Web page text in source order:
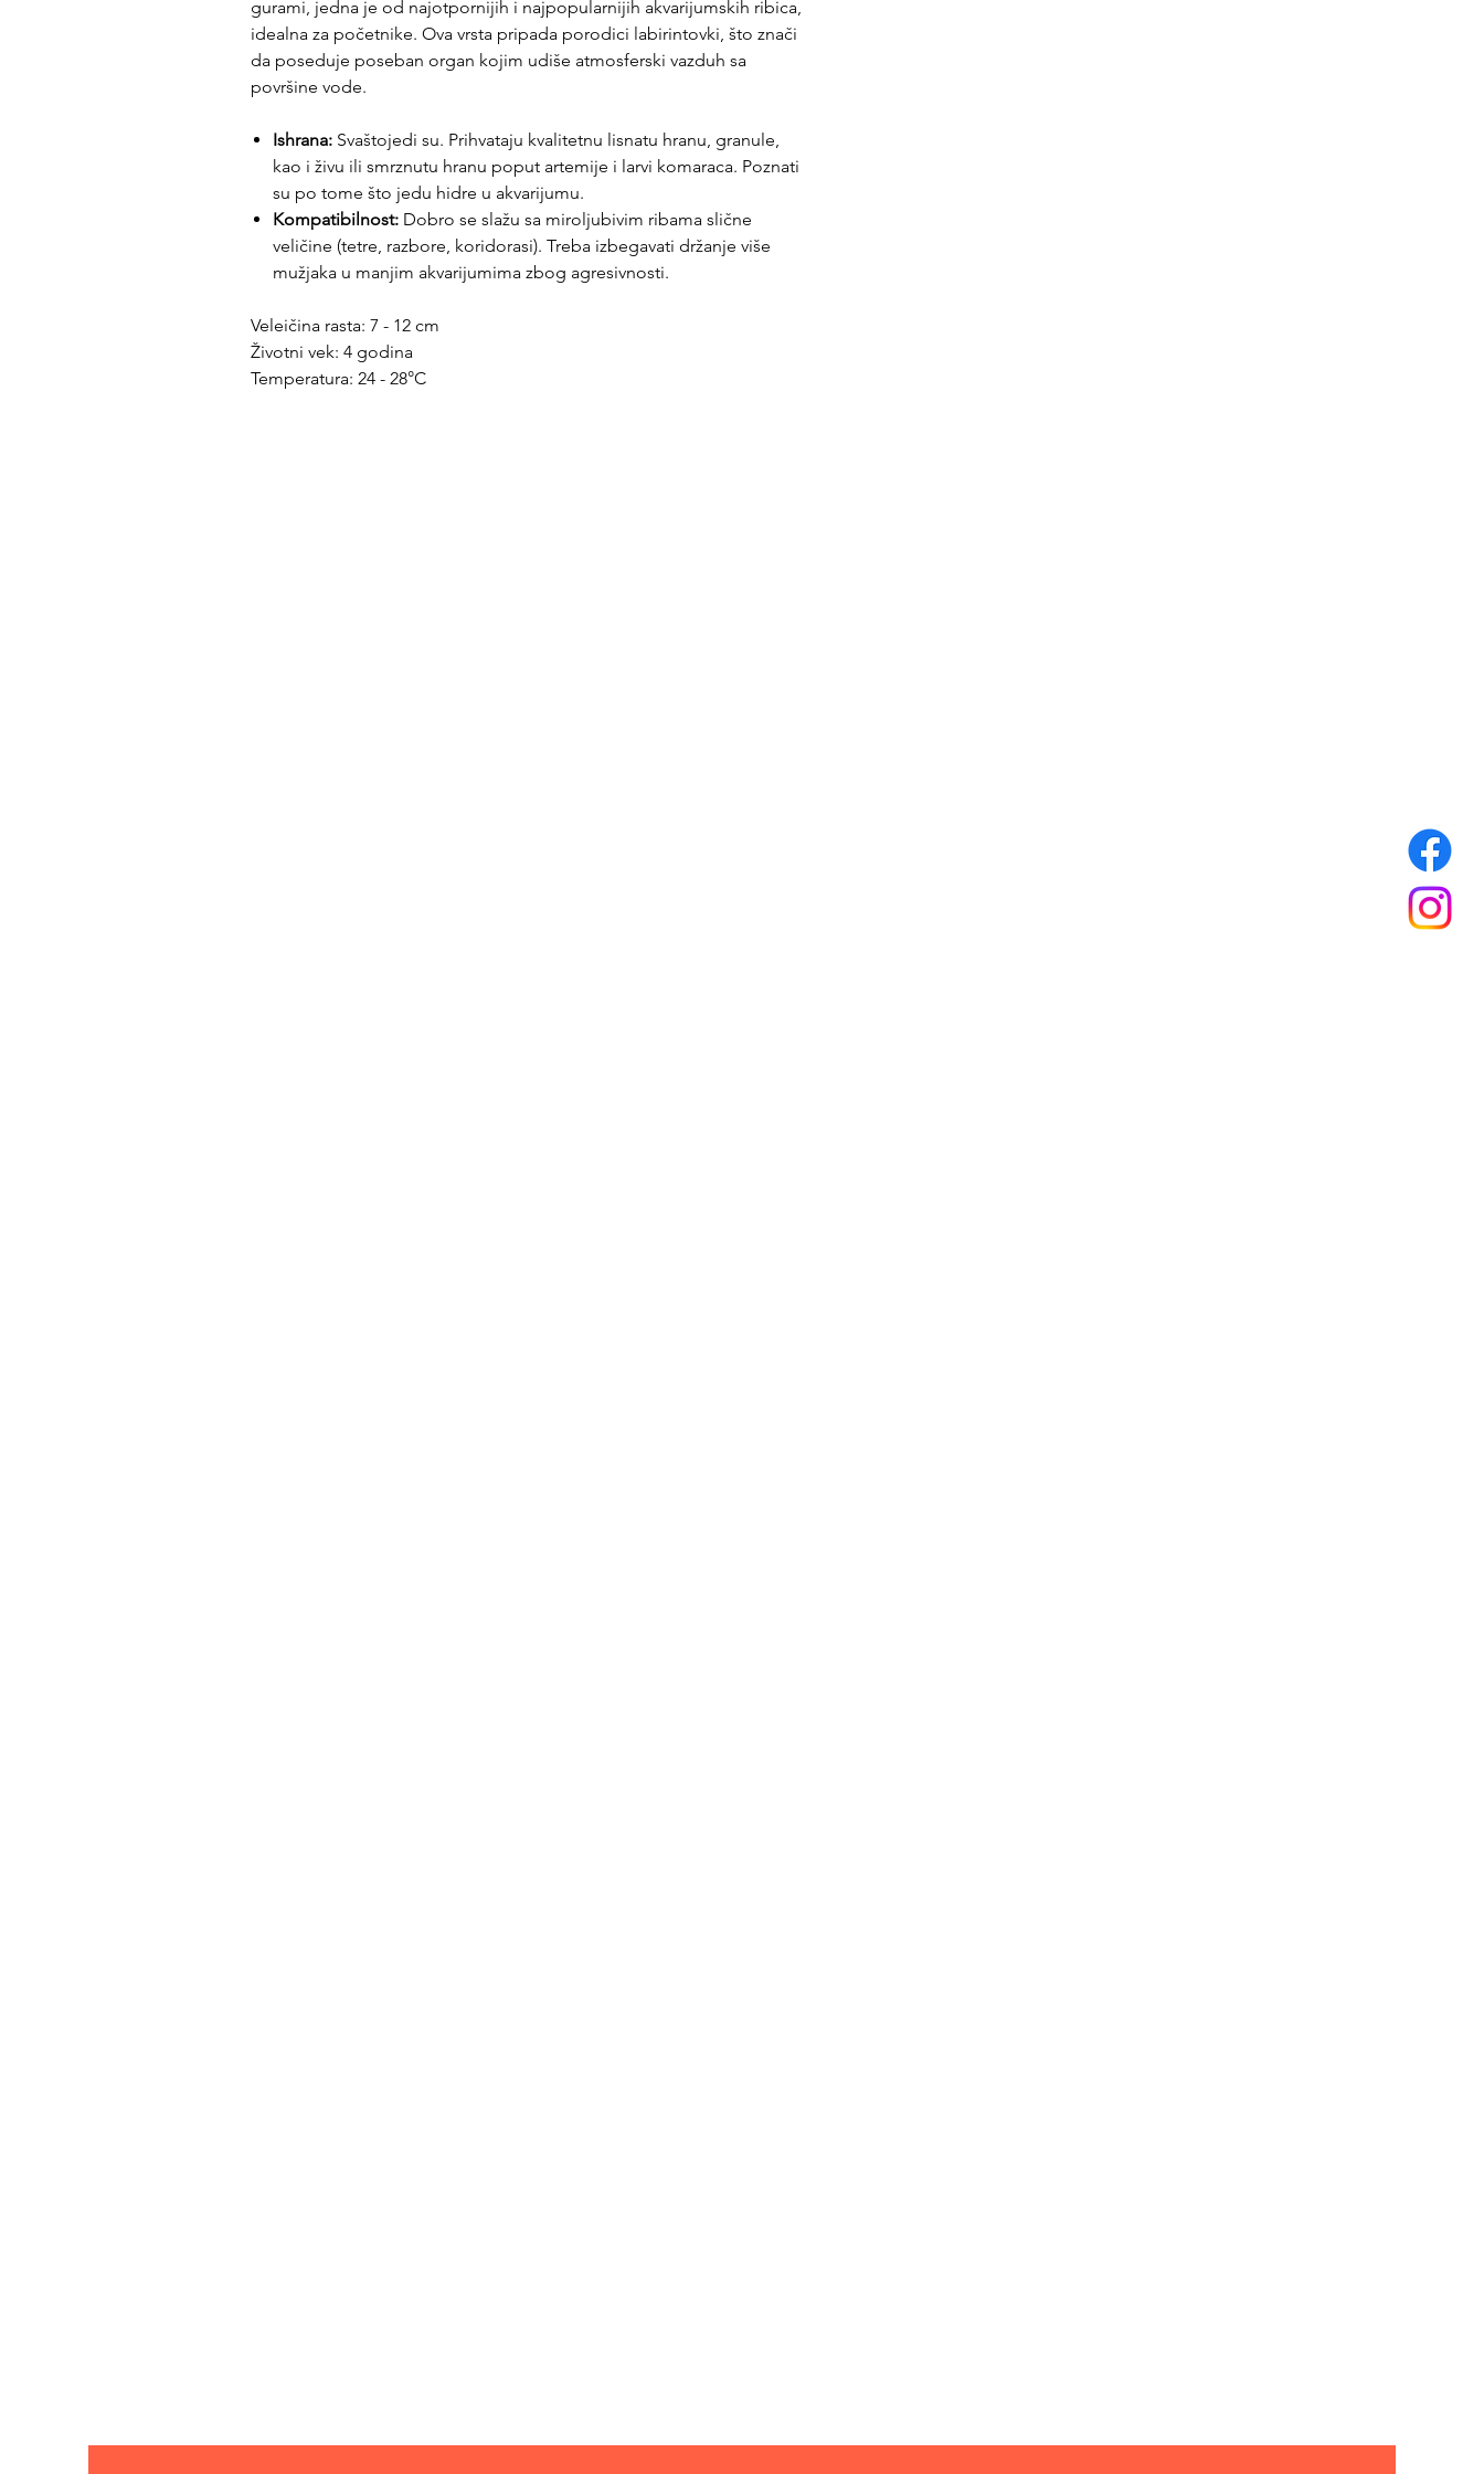
gurami, jedna je od najotpornijih i najpopularnijih akvarijumskih ribica,
idealna za početnike. Ova vrsta pripada porodici labirintovki, što znači
da poseduje poseban organ kojim udiše atmosferski vazduh sa
površine vode.
Ishrana: Svaštojedi su. Prihvataju kvalitetnu lisnatu hranu, granule,
kao i živu ili smrznutu hranu poput artemije i larvi komaraca. Poznati
su po tome što jedu hidre u akvarijumu.
Kompatibilnost: Dobro se slažu sa miroljubivim ribama slične
veličine (tetre, razbore, koridorasi). Treba izbegavati držanje više
mužjaka u manjim akvarijumima zbog agresivnosti.
Veleičina rasta: 7 - 12 cm
Životni vek: 4 godina
Temperatura: 24 - 28°C